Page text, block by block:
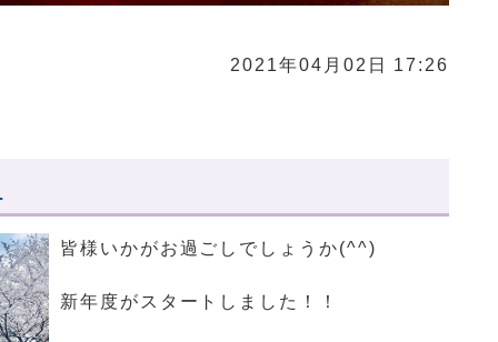
2021年04月02日 17:26
皆様いかがお過ごしでしょうか(^^)
新年度がスタートしました！！